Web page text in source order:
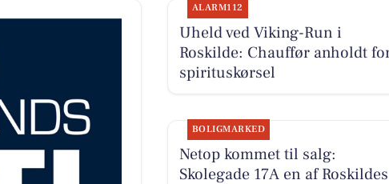
ALARM112
Uheld ved Viking-Run i
Roskilde: Chauffør anholdt
spirituskørsel
BOLIGMARKED
Netop kommet til salg:
Skolegade 17A en af Roskildes